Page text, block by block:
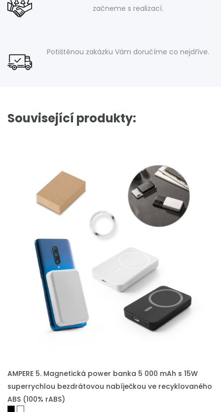
začneme s realizací.
Potištěnou zakázku Vám doručíme co nejdříve.
Související produkty:
PŘIDAT DO POPTÁVKY
AMPERE 5. Magnetická power banka 5 000 mAh s 15W
superrychlou bezdrátovou nabíječkou ve recyklovaného
ABS (100% rABS)